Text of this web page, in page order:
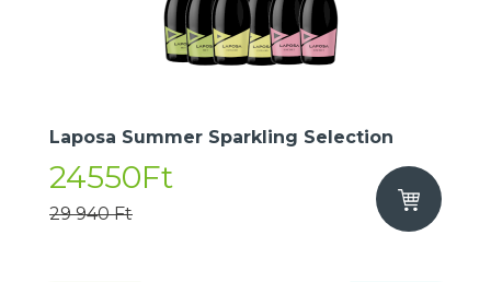
Laposa Summer Sparkling Selection
24550Ft
29 940 Ft